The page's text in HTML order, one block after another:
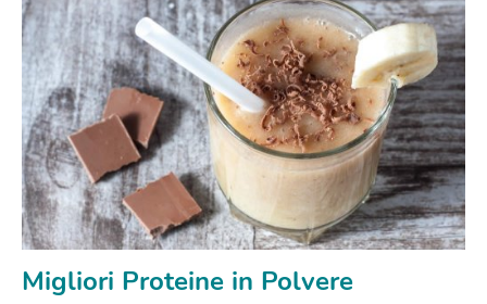
Migliori Proteine in Polvere